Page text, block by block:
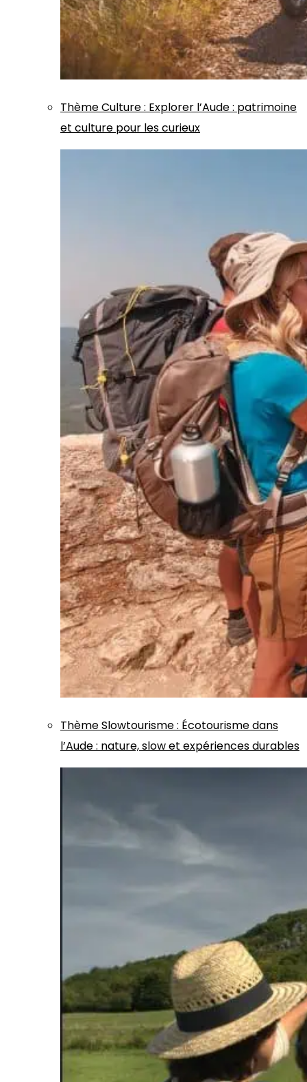
ThèmeCulture: Explorer l’Aude : patrimoine
et culture pour les curieux
ThèmeSlowtourisme: Écotourisme dans
l’Aude : nature, slow et expériences durables